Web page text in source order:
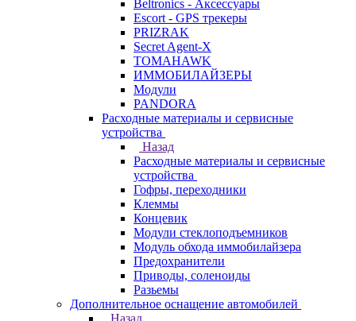
Beltronics - Аксессуары
Escort - GPS трекеры
PRIZRAK
Secret Agent-X
TOMAHAWK
ИММОБИЛАЙЗЕРЫ
Модули
PANDORA
Расходные материалы и сервисные
устройства
Назад
Расходные материалы и сервисные
устройства
Гофры, переходники
Клеммы
Концевик
Модули стеклоподъемников
Модуль обхода иммобилайзера
Предохранители
Приводы, соленоиды
Разьемы
Дополнительное оснащение автомобилей
Назад